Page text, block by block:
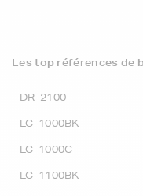
Les top références de
DR-2100
LC-1000BK
LC-1000C
LC-1100BK